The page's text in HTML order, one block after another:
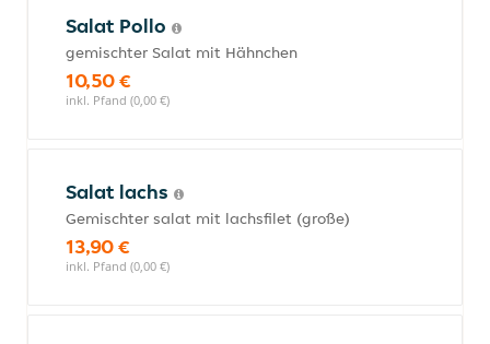
Salat Pollo
gemischter Salat mit Hähnchen
10,50 €
inkl. Pfand (0,00 €)
Salat lachs
Gemischter salat mit lachsfilet (große)
13,90 €
inkl. Pfand (0,00 €)